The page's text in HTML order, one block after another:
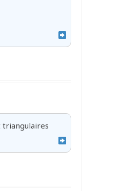
triangulaires